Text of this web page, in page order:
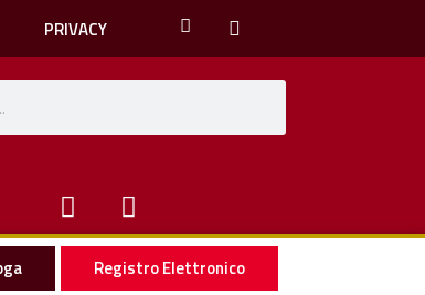
PRIVACY
Registro Elettronico